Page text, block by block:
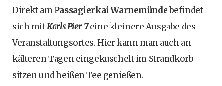
Direkt amPassagierkai Warnemündebefindet
sich mitKarls Pier 7eine kleinere Ausgabe des
Veranstaltungsortes. Hier kann man auch an
kälteren Tagen eingekuschelt im Strandkorb
sitzen und heißen Tee genießen.